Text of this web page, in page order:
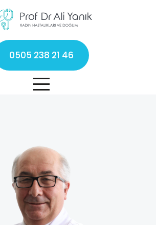
0505 238 21 46